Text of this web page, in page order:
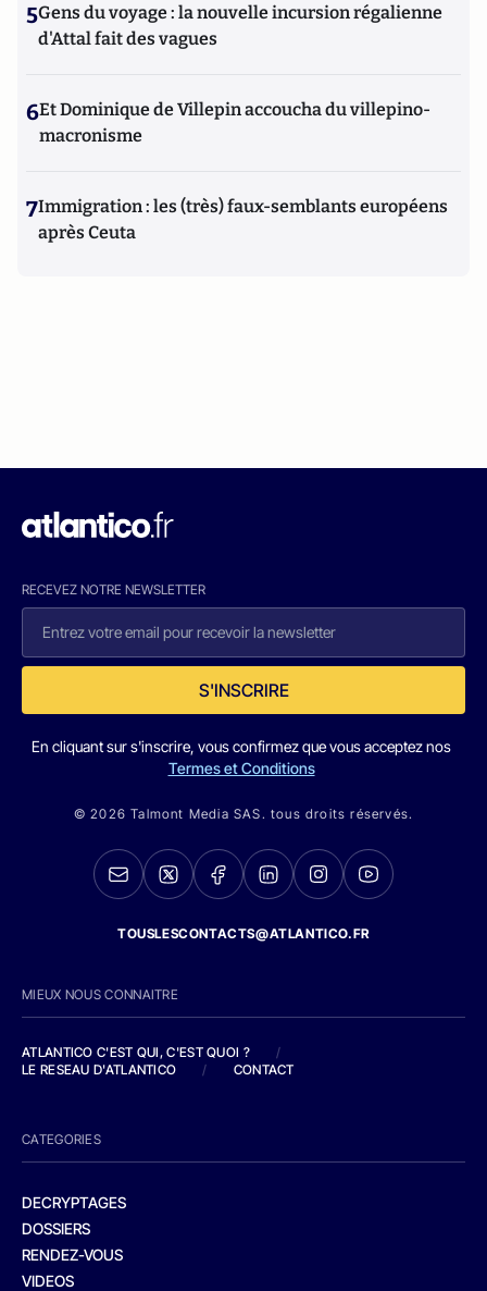
5Gens du voyage : la nouvelle incursion régalienne
d'Attal fait des vagues
6Et Dominique de Villepin accoucha du villepino-
macronisme
7Immigration : les (très) faux-semblants européens
après Ceuta
RECEVEZ NOTRE NEWSLETTER
S'INSCRIRE
En cliquant sur s'inscrire, vous confirmez que vous acceptez nos
Termes et Conditions
© 2026 Talmont Media SAS. tous droits réservés.
TOUSLESCONTACTS@ATLANTICO.FR
MIEUX NOUS CONNAITRE
ATLANTICO C'EST QUI, C'EST QUOI ?
/
LE RESEAU D'ATLANTICO
/ CONTACT
CATEGORIES
DECRYPTAGES
DOSSIERS
RENDEZ-VOUS
VIDEOS